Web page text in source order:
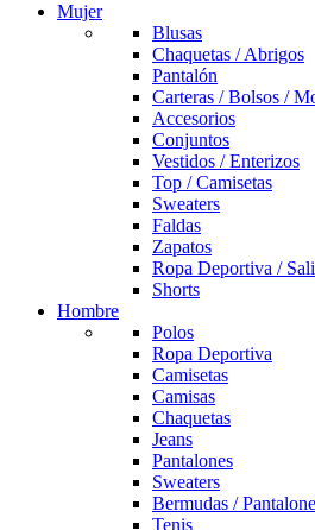
Mujer
Blusas
Chaquetas / Abrigos
Pantalón
Carteras / Bolsos /
Accesorios
Conjuntos
Vestidos / Enterizos
Top / Camisetas
Sweaters
Faldas
Zapatos
Ropa Deportiva /
Shorts
Hombre
Polos
Ropa Deportiva
Camisetas
Camisas
Chaquetas
Jeans
Pantalones
Sweaters
Bermudas /
Tenis